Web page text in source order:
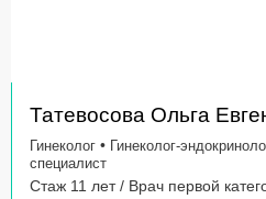
Татевосова Ольга
Гинеколог • Гинеколог-
специалист
Стаж 11 лет / Врач первой